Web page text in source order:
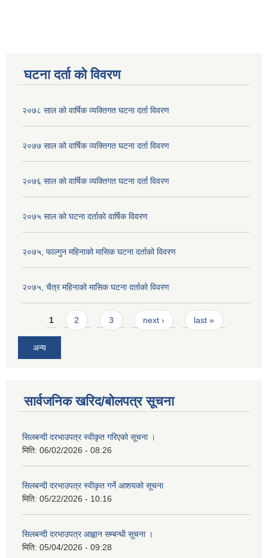
घटना दर्ता को विवरण
२०७८ साल को वार्षिक व्यक्तिगत घटना दर्ता विवरण
२०७७ साल को वार्षिक व्यक्तिगत घटना दर्ता विवरण
२०७६ साल को वार्षिक व्यक्तिगत घटना दर्ता विवरण
२०७५ साल को घटना दर्ताको वार्षिक विवरण
२०७५, फाल्गुन महिनाको मासिक घटना दर्ताको विवरण
२०७५, चैत्र महिनाको मासिक घटना दर्ताको विवरण
Pages
1 2 3 next › last »
अन्य
सार्वजनिक खरिद/बोलपत्र सूचना
सिलबन्दी दरभाउपत्र स्वीकृत गरिएको सूचना ।
मिति: 06/02/2026 - 08:26
सिलबन्दी दरभाउपत्र स्वीकृत गर्ने आशयको सूचना
मिति: 05/22/2026 - 10:16
सिलबन्दी दरभाउपत्र आह्वान सम्बन्धी सूचना ।
मिति: 05/04/2026 - 09:28